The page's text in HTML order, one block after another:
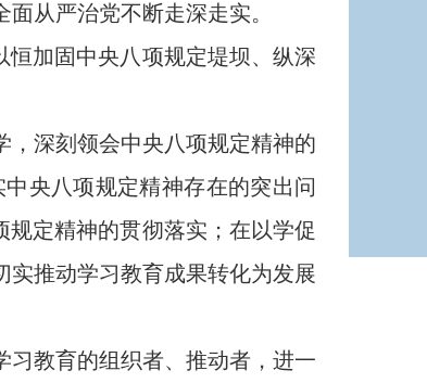
从严治党不断走深走实。
加固中央八项规定堤坝、纵深
深刻领会中央八项规定精神的
央八项规定精神存在的突出问
规定精神的贯彻落实；在以学促
推动学习教育成果转化为发展
教育的组织者、推动者，进一